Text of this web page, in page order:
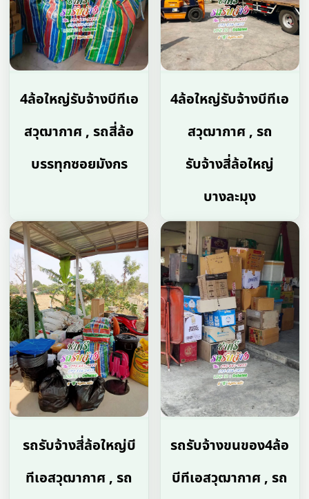
4ล้อใหญ่รับจ้างบีทีเอ
สวุฒากาศ , รถสี่ล้อ
บรรทุกซอยมังกร
4ล้อใหญ่รับจ้างบีทีเอ
สวุฒากาศ , รถ
รับจ้างสี่ล้อใหญ่
บางละมุง
รถรับจ้างสี่ล้อใหญ่บี
ทีเอสวุฒากาศ , รถ
รถรับจ้างขนของ4ล้อ
บีทีเอสวุฒากาศ , รถ